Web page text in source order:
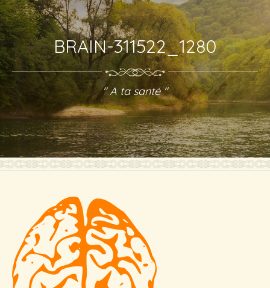
BRAIN-311522_1280
" A ta santé "